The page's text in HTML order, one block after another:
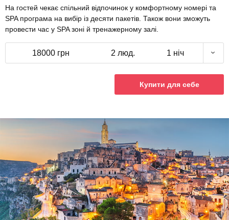
На гостей чекає спільний відпочинок у комфортному номері та
SPA програма на вибір із десяти пакетів. Також вони зможуть
провести час у SPA зоні й тренажерному залі.
18000 грн 2 люд. 1 ніч
Купити для себе